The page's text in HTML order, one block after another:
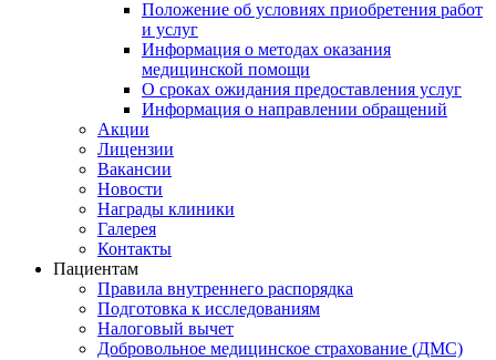
Положение об условиях приобретения работ
и услуг
Информация о методах оказания
медицинской помощи
О сроках ожидания предоставления услуг
Информация о направлении обращений
Акции
Лицензии
Вакансии
Новости
Награды клиники
Галерея
Контакты
Пациентам
Правила внутреннего распорядка
Подготовка к исследованиям
Налоговый вычет
Добровольное медицинское страхование (ДМС)